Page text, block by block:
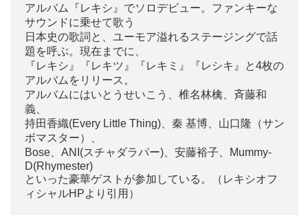
アルバム『レキシ』でソロデビュー。ファンキーな
サウンドに乗せて歌う
日本史の歌詞と、ユーモア溢れるステージングで話
題を呼ぶ。現在までに、
『レキシ』『レキツ』『レキミ』『レシキ』と4枚の
アルバムをリリース。
アルバムにはいとうせいこう、椎名林檎、斉藤和
義、
持田香織(Every Little Thing)、秦 基博、山口隆（サン
ボマスター）、
Bose、ANI(スチャダラパー)、安藤裕子、Mummy-
D(Rhymester)
といった豪華ゲストが参加している。（レキシオフ
ィシャルHPより引用）